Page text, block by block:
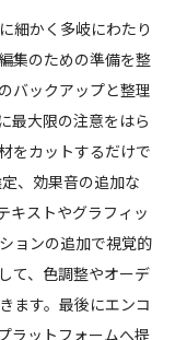
細かく多岐にわたり
集のための準備を整
バックアップと整理
最大限の注意をはら
をカットするだけで
、効果音の追加な
キストやグラフィッ
ョンの追加で視覚的
て、色調整やオーデ
ます。最後にエンコ
ラットフォームへ提